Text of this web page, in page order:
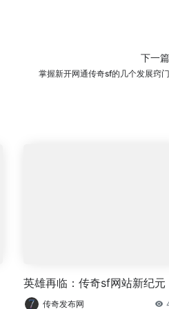
下一篇
掌握新开网通传奇sf的几个发展窍门
英雄再临：传奇sf网站新纪元
传奇发布网